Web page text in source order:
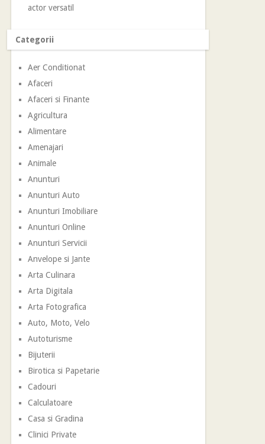
actor versatil
Categorii
Aer Conditionat
Afaceri
Afaceri si Finante
Agricultura
Alimentare
Amenajari
Animale
Anunturi
Anunturi Auto
Anunturi Imobiliare
Anunturi Online
Anunturi Servicii
Anvelope si Jante
Arta Culinara
Arta Digitala
Arta Fotografica
Auto, Moto, Velo
Autoturisme
Bijuterii
Birotica si Papetarie
Cadouri
Calculatoare
Casa si Gradina
Clinici Private